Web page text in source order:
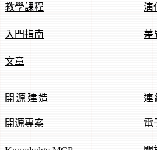
教學課程
入門指南
文章
演
差
開源建造
開源專案
連
電